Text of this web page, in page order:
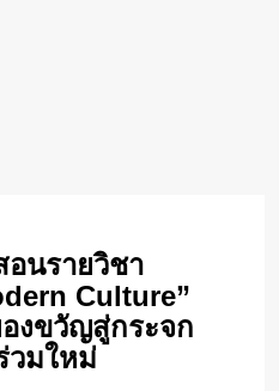
อนรายวิชา
Culture”
งขวัญสู่กระจก
มใหม่